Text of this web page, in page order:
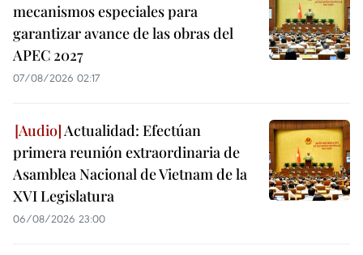
mecanismos especiales para
garantizar avance de las obras del
APEC 2027
07/08/2026 02:17
Actualidad: Efectúan
primera reunión extraordinaria de
Asamblea Nacional de Vietnam de la
XVI Legislatura
06/08/2026 23:00